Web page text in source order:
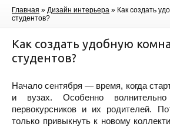
Главная » Дизайн интерьера » Как создать
студентов?
Как создать удобную
студентов?
Начало сентября — время, когда
и вузах. Особенно
первокурсников и их родителей.
только привыкнуть к новому